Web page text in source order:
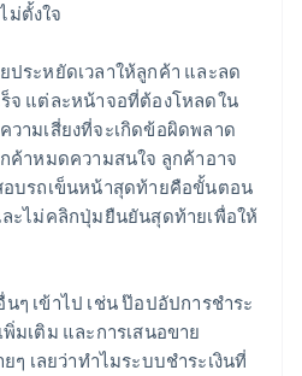
ม่ตั้งใจ
ระหยัดเวลาให้ลูกค้า และลด
จ แต่ละหน้าจอที่ต้องโหลดใน
วามเสี่ยงที่จะเกิดข้อผิดพลาด
ค้าหมดความสนใจ ลูกค้าอาจ
อบรถเข็นหน้าสุดท้ายคือขั้นตอน
ะไม่คลิกปุ่มยืนยันสุดท้ายเพื่อให้
เข้าไป เช่น ป๊อปอัปการชำระ
มเติม และการเสนอขาย
ๆ เลยว่าทำไมระบบชำระเงินที่